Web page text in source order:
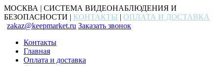
МОСКВА | СИСТЕМА ВИДЕОНАБЛЮДЕНИЯ И
БЕЗОПАСНОСТИ | КОНТАКТЫ | ОПЛАТА И ДОСТАВКА
zakaz@keepmarket.ru Заказать звонок
Контакты
Главная
Оплата и доставка